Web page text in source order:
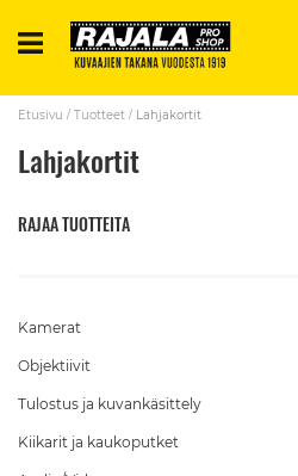
Etusivu Tuotteet Lahjakortit
Lahjakortit
Kamerat
Objektiivit
Tulostus ja kuvankäsittely
Kiikarit ja kaukoputket
RAJAA TUOTTEITA